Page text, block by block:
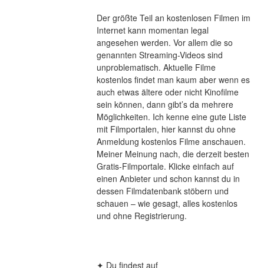
Der größte Teil an kostenlosen Filmen im
Internet kann momentan legal
angesehen werden. Vor allem die so
genannten Streaming-Videos sind
unproblematisch. Aktuelle Filme
kostenlos findet man kaum aber wenn es
auch etwas ältere oder nicht Kinofilme
sein können, dann gibt’s da mehrere
Möglichkeiten. Ich kenne eine gute Liste
mit Filmportalen, hier kannst du ohne
Anmeldung kostenlos Filme anschauen.
Meiner Meinung nach, die derzeit besten
Gratis-Filmportale. Klicke einfach auf
einen Anbieter und schon kannst du in
dessen Filmdatenbank stöbern und
schauen – wie gesagt, alles kostenlos
und ohne Registrierung.
✦ Du findest auf